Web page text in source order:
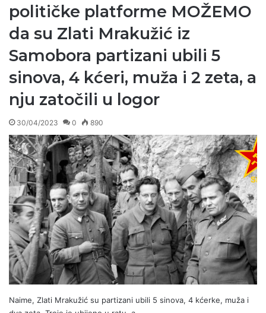
političke platforme MOŽEMO
da su Zlati Mrakužić iz
Samobora partizani ubili 5
sinova, 4 kćeri, muža i 2 zeta, a
nju zatočili u logor
30/04/2023 0 890
Naime, Zlati Mrakužić su partizani ubili 5 sinova, 4 kćerke, muža i